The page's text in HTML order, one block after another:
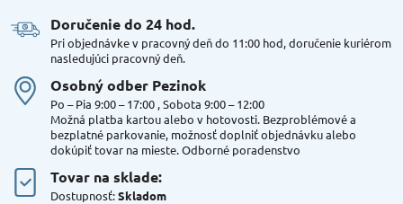
Doručenie do 24 hod​.
Pri objednávke v pracovný deň do 11:00 hod, doručenie kuriérom
nasledujúci pracovný deň.
Osobný odber Pezinok
Po – Pia 9:00 – 17:00 , Sobota 9:00 – 12:00
Možná platba kartou alebo v hotovosti. Bezproblémové a
bezplatné parkovanie, možnosť doplniť objednávku alebo
dokúpiť tovar na mieste. Odborné poradenstvo
Tovar na sklade:
Dostupnosť:Skladom